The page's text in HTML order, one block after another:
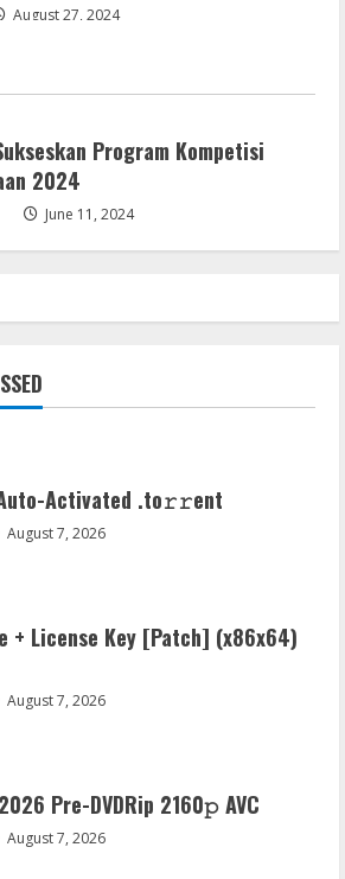
August 27, 2024
Program Kompetisi
2024
June 11, 2024
Activated .tо𝚛𝚛еnt
August 7, 2026
+ License Key [Patch] (x86x64)
August 7, 2026
Pre-DVDRip 2160𝚙 AVC
August 7, 2026